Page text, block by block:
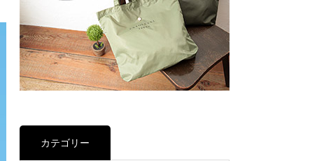
カテゴリー